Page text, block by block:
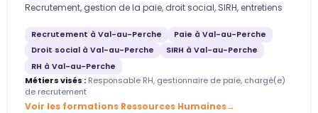
Recrutement, gestion de la paie, droit social, SIRH, entretiens
Recrutement à Val-au-Perche
Paie à Val-au-Perche
Droit social à Val-au-Perche
SIRH à Val-au-Perche
RH à Val-au-Perche
Métiers visés : Responsable RH, gestionnaire de paie, chargé(e)
de recrutement
Voir les formations Ressources Humaines